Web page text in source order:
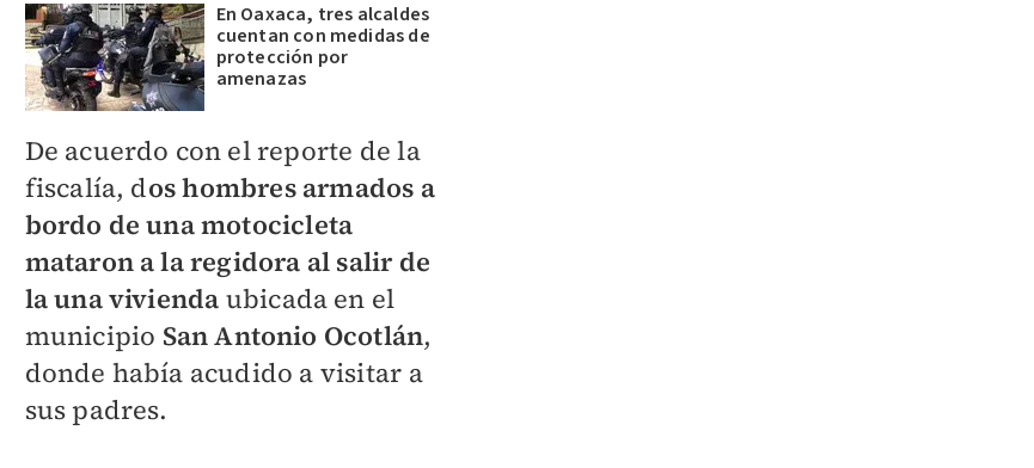
En Oaxaca, tres alcaldes
cuentan con medidas de
protección por
amenazas
De acuerdo con el reporte de la
fiscalía, dos hombres armados a
bordo de una motocicleta
mataron a la regidora al salir de
la una vivienda ubicada en el
municipio San Antonio Ocotlán,
donde había acudido a visitar a
sus padres.